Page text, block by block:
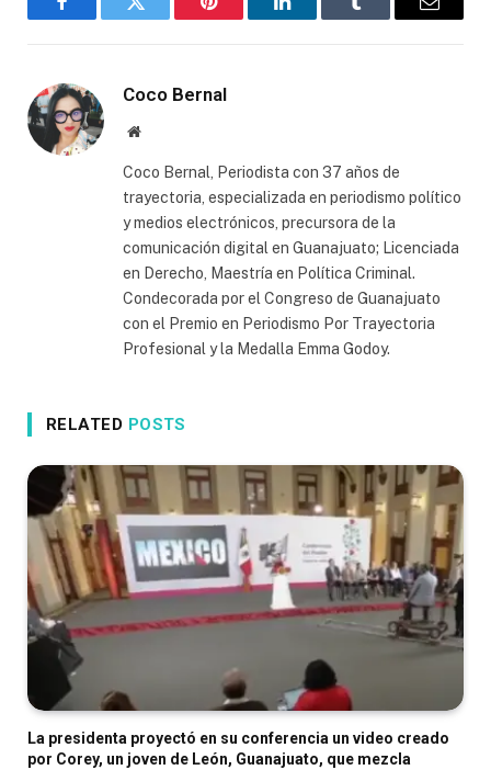
FacebookTwitter Pinterest LinkedInTumblr Email
Coco Bernal
Website
Coco Bernal, Periodista con 37 años de
trayectoria, especializada en periodismo político
y medios electrónicos, precursora de la
comunicación digital en Guanajuato; Licenciada
en Derecho, Maestría en Política Criminal.
Condecorada por el Congreso de Guanajuato
con el Premio en Periodismo Por Trayectoria
Profesional y la Medalla Emma Godoy.
RELATED POSTS
La presidenta proyectó en su conferencia un video creado
por Corey, un joven de León, Guanajuato, que mezcla